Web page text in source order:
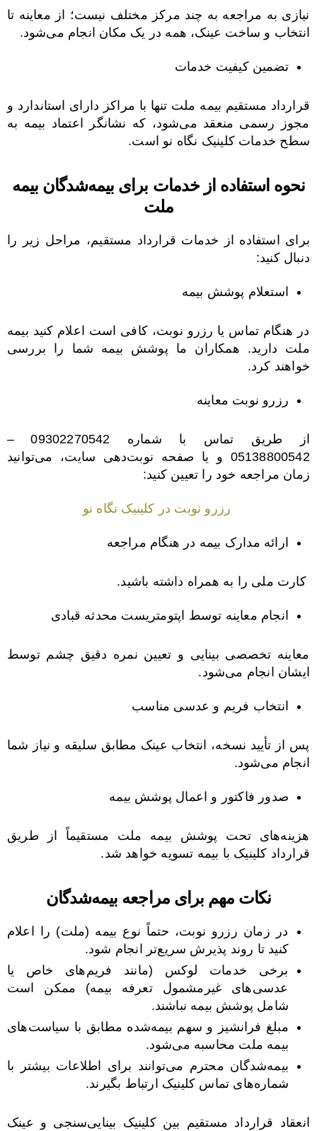
نیازی به مراجعه به چند مرکز مختلف نیست؛ از معاینه تا
انتخاب و ساخت عینک، همه در یک مکان انجام می‌شود.
تضمین کیفیت خدمات
قرارداد مستقیم بیمه ملت تنها با مراکز دارای استاندارد و
مجوز رسمی منعقد می‌شود، که نشانگر اعتماد بیمه به
سطح خدمات کلینیک نگاه نو است.
نحوه استفاده از خدمات برای بیمه‌شدگان بیمه
ملت
برای استفاده از خدمات قرارداد مستقیم، مراحل زیر را
دنبال کنید:
استعلام پوشش بیمه
در هنگام تماس یا رزرو نوبت، کافی است اعلام کنید بیمه
ملت دارید. همکاران ما پوشش بیمه شما را بررسی
خواهند کرد.
رزرو نوبت معاینه
از طریق تماس با شماره 09302270542 –
05138800542 و یا صفحه نوبت‌دهی سایت، می‌توانید
زمان مراجعه خود را تعیین کنید:
رزرو نوبت در کلینیک نگاه نو
ارائه مدارک بیمه در هنگام مراجعه
کارت ملی را به همراه داشته باشید.
انجام معاینه توسط اپتومتریست محدثه قبادی
معاینه تخصصی بینایی و تعیین نمره دقیق چشم توسط
ایشان انجام می‌شود.
انتخاب فریم و عدسی مناسب
پس از تأیید نسخه، انتخاب عینک مطابق سلیقه و نیاز شما
انجام می‌شود.
صدور فاکتور و اعمال پوشش بیمه
هزینه‌های تحت پوشش بیمه ملت مستقیماً از طریق
قرارداد کلینیک با بیمه تسویه خواهد شد.
نکات مهم برای مراجعه بیمه‌شدگان
در زمان رزرو نوبت، حتماً نوع بیمه (ملت) را اعلام
کنید تا روند پذیرش سریع‌تر انجام شود.
برخی خدمات لوکس (مانند فریم‌های خاص یا
عدسی‌های غیرمشمول تعرفه بیمه) ممکن است
شامل پوشش بیمه نباشند.
مبلغ فرانشیز و سهم بیمه‌شده مطابق با سیاست‌های
بیمه ملت محاسبه می‌شود.
بیمه‌شدگان محترم می‌توانند برای اطلاعات بیشتر با
شماره‌های تماس کلینیک ارتباط بگیرند.
انعقاد قرارداد مستقیم بین کلینیک بینایی‌سنجی و عینک